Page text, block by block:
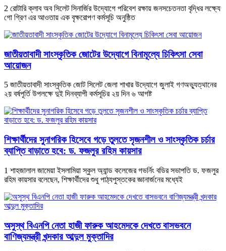
2 রোটারি ক্লাব অব সিলেট সিনার্জির উদ্যোগে পরিবেশ রক্ষায় জনসচেতনতা বৃদ্ধির লক্ষ্যে
গো গ্রিণ এর আওতায় এক বৃক্ষরোপণ কর্মসূচি অনুষ্ঠিত
জাতীয়তাবাদী সাংস্কৃতিক জোটের উদ্যোগে বিনামূল্যে চিকিৎসা সেবা
আয়োজন
5 জাতীয়তাবাদী সাংস্কৃতিক জোট সিলেট জেলা শাখার উদ্যোগে জুলাই গণঅভ্যুত্থানের
২য় বর্ষপূর্তি উপলক্ষে দুই দিনব্যাপী কর্মসূচির ২য় দিন ৬ আগষ্ট
শিক্ষার্থীদের সুনাগরিক হিসেবে গড়ে তুলতে সৃজনশীল ও সাংস্কৃতিক চর্চার
ব্যাপ্তি বাড়াতে হবে: ড. ফজলুর রহিম কায়সার
1 শাহজালাল জামেয়া ইসলামিয়া স্কুল অ্যান্ড কলেজের গভর্নিং বডির সভাপতি ড. ফজলুর
রহিম কায়সার বলেছেন, শিক্ষার্থীদের শুধু পাঠ্যপুস্তকের জ্ঞানার্জনের মধ্যেই
অসুস্থ বিএনপি নেতা হাজী ফারুক আহমেদকে দেখতে বাসভবনে
বাণিজ্যমন্ত্রী খন্দকার আব্দুল মুক্তাদির